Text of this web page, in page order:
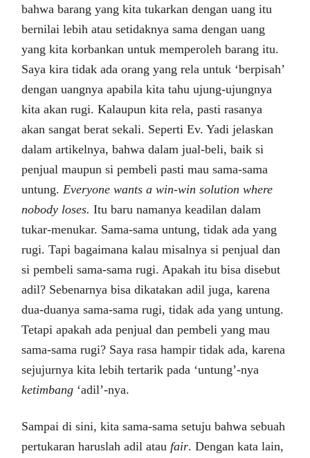
bahwa barang yang kita tukarkan dengan uang itu
bernilai lebih atau setidaknya sama dengan uang
yang kita korbankan untuk memperoleh barang itu.
Saya kira tidak ada orang yang rela untuk ‘berpisah’
dengan uangnya apabila kita tahu ujung-ujungnya
kita akan rugi. Kalaupun kita rela, pasti rasanya
akan sangat berat sekali. Seperti Ev. Yadi jelaskan
dalam artikelnya, bahwa dalam jual-beli, baik si
penjual maupun si pembeli pasti mau sama-sama
untung. Everyone wants a win-win solution where
nobody loses. Itu baru namanya keadilan dalam
tukar-menukar. Sama-sama untung, tidak ada yang
rugi. Tapi bagaimana kalau misalnya si penjual dan
si pembeli sama-sama rugi. Apakah itu bisa disebut
adil? Sebenarnya bisa dikatakan adil juga, karena
dua-duanya sama-sama rugi, tidak ada yang untung.
Tetapi apakah ada penjual dan pembeli yang mau
sama-sama rugi? Saya rasa hampir tidak ada, karena
sejujurnya kita lebih tertarik pada ‘untung’-nya
ketimbang ‘adil’-nya.
Sampai di sini, kita sama-sama setuju bahwa sebuah
pertukaran haruslah adil atau fair. Dengan kata lain,